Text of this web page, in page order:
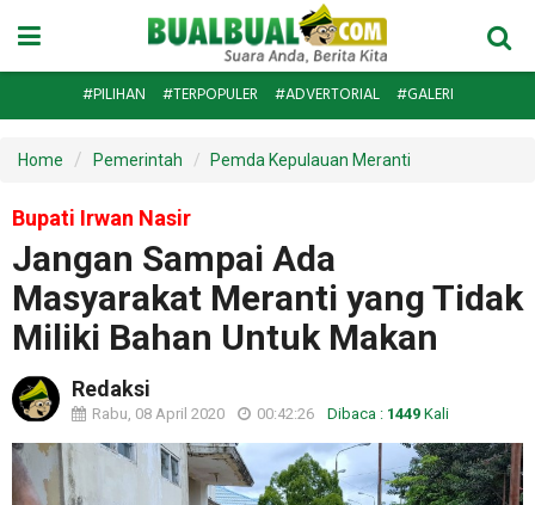
#PILIHAN #TERPOPULER #ADVERTORIAL #GALERI
Home Pemerintah Pemda Kepulauan Meranti
Bupati Irwan Nasir
Jangan Sampai Ada
Masyarakat Meranti yang Tidak
Miliki Bahan Untuk Makan
Redaksi
Rabu, 08 April 2020 00:42:26 Dibaca : 1449 Kali